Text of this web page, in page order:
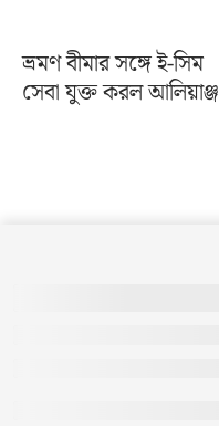
ভ্রমণ বীমার সঙ্গে ই-সিম
সেবা যুক্ত করল আলিয়াঞ্জ